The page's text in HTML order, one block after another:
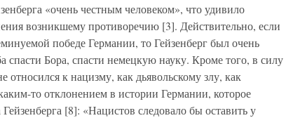
«очень честным человеком», что удивило
возникшему противоречию [3]. Действительно, если
победе Германии, то Гейзенберг был очень
спасти Бора, спасти немецкую науку. Кроме того, в силу
относился к нацизму, как дьявольскому злу, как
то отклонением в истории Германии, которое
[8]: «Нацистов следовало бы оставить у